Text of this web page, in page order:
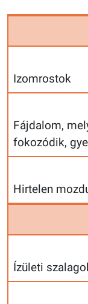
Izomrostok
Fájdalom,
fokozódik,
Hirtelen
Ízületi